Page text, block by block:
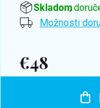
Skladom,
Možnosti
€48
Jednotková